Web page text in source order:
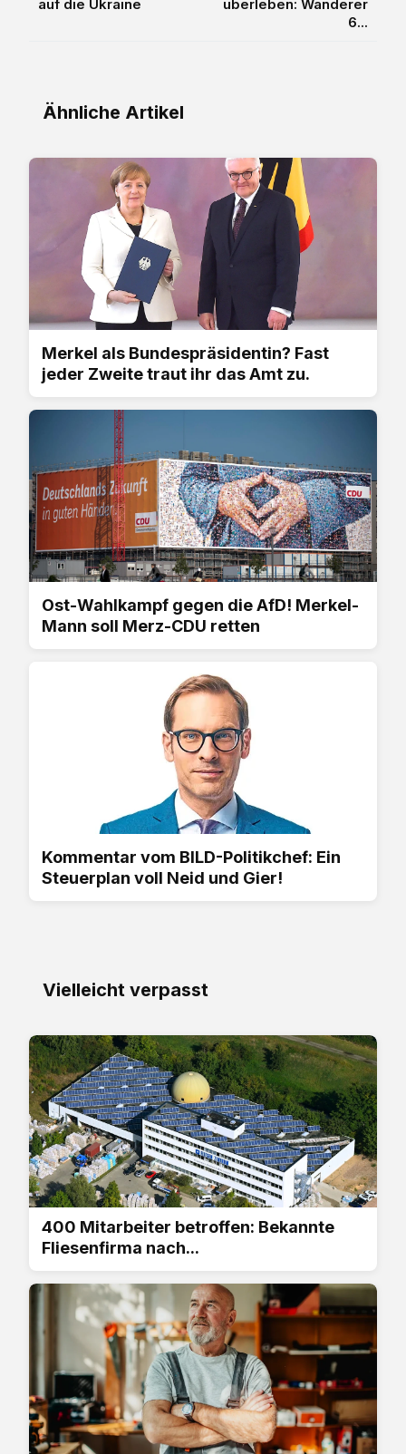
auf die Ukraine
überleben: Wanderer
6...
Ähnliche Artikel
Merkel als Bundespräsidentin? Fast
jeder Zweite traut ihr das Amt zu.
Ost-Wahlkampf gegen die AfD! Merkel-
Mann soll Merz-CDU retten
Kommentar vom BILD-Politikchef: Ein
Steuerplan voll Neid und Gier!
Vielleicht verpasst
400 Mitarbeiter betroffen: Bekannte
Fliesenfirma nach...